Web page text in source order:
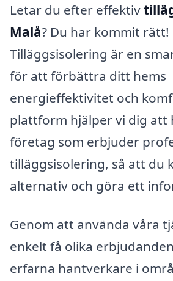
Letar du efter effektiv
Malå? Du har kommit rätt!
Tilläggsisolering är en
för att förbättra ditt hems
energieffektivitet och
plattform hjälper vi dig att
företag som erbjuder
tilläggsisolering, så att du
alternativ och göra ett
Genom att använda våra
enkelt få olika
erfarna hantverkare i